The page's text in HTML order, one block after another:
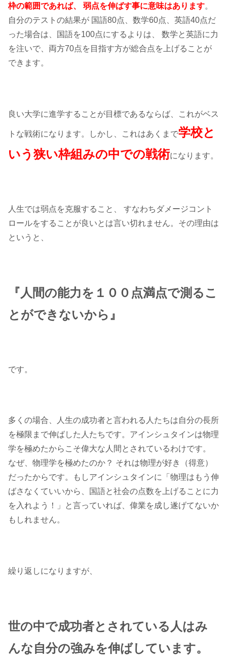
枠の範囲であれば、 弱点を伸ばす事に意味はあります。
自分のテストの結果が 国語80点、数学60点、英語40点だ
った場合は、国語を100点にするよりは、 数学と英語に力
を注いで、両方70点を目指す方が総合点を上げることが
できます。
良い大学に進学することが目標であるならば、これがベス
トな戦術になります。しかし、これはあくまで学校と
いう狭い枠組みの中での戦術になります。
人生では弱点を克服すること、 すなわちダメージコント
ロールをすることが良いとは言い切れません。その理由は
というと、
『人間の能力を１００点満点で測るこ
とができないから』
です。
多くの場合、人生の成功者と言われる人たちは自分の長所
を極限まで伸ばした人たちです。アインシュタインは物理
学を極めたからこそ偉大な人間とされているわけです。
なぜ、物理学を極めたのか？ それは物理が好き（得意）
だったからです。もしアインシュタインに「物理はもう伸
ばさなくていいから、国語と社会の点数を上げることに力
を入れよう！」と言っていれば、偉業を成し遂げてないか
もしれません。
繰り返しになりますが、
世の中で成功者とされている人はみ
んな自分の強みを伸ばしています。